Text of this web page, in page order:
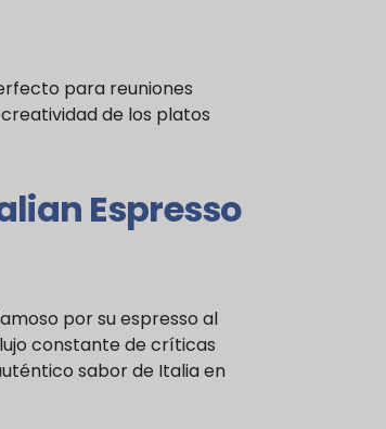
para reuniones
de los platos
Espresso
por su espresso al
constante de críticas
sabor de Italia en